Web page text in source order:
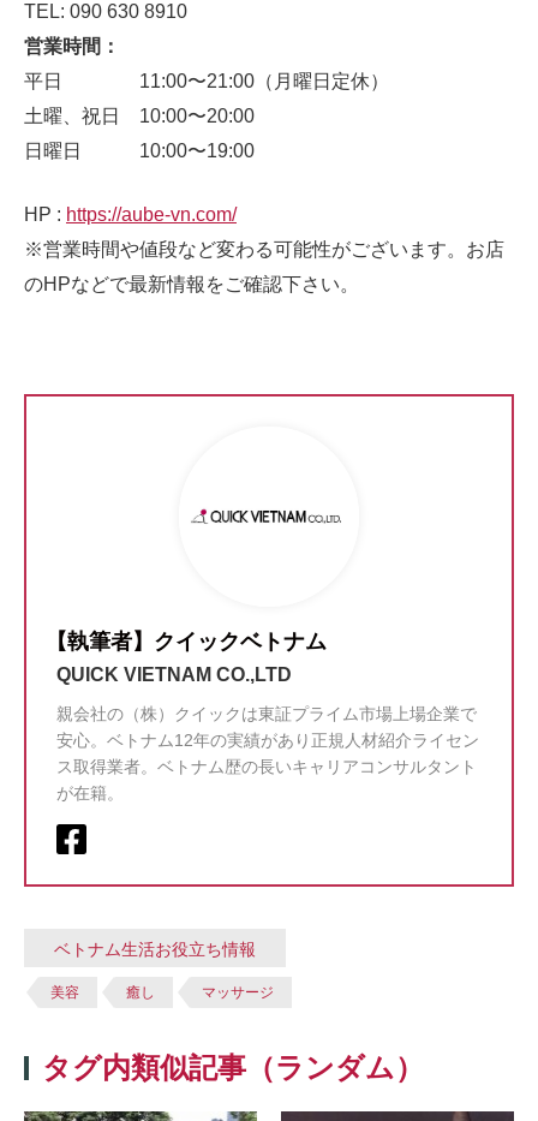
TEL: 090 630 8910
営業時間：
平日 11:00〜21:00（月曜日定休）
土曜、祝日 10:00〜20:00
日曜日 10:00〜19:00
HP : https://aube-vn.com/
※営業時間や値段など変わる可能性がございます。お店
のHPなどで最新情報をご確認下さい。
【執筆者】クイックベトナム
QUICK VIETNAM CO.,LTD
親会社の（株）クイックは東証プライム市場上場企業で
安心。ベトナム12年の実績があり正規人材紹介ライセン
ス取得業者。ベトナム歴の長いキャリアコンサルタント
が在籍。
ベトナム生活お役立ち情報
美容 癒し マッサージ
タグ内類似記事（ランダム）